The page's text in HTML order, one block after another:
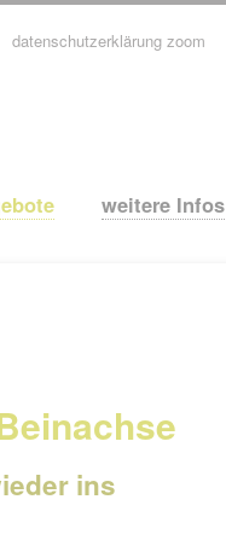
weitere Infos
datenschutzerklärung zoom
ins